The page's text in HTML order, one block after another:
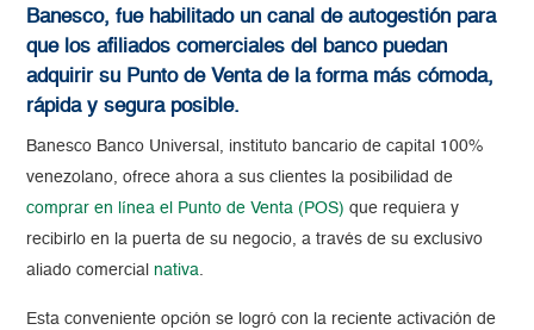
Banesco, fue habilitado un canal de autogestión para
que los afiliados comerciales del banco puedan
adquirir su Punto de Venta de la forma más cómoda,
rápida y segura posible.
Banesco Banco Universal, instituto bancario de capital 100%
venezolano, ofrece ahora a sus clientes la posibilidad de
comprar en línea el Punto de Venta (POS) que requiera y
recibirlo en la puerta de su negocio, a través de su exclusivo
aliado comercialnativa.
Esta conveniente opción se logró con la reciente activación de